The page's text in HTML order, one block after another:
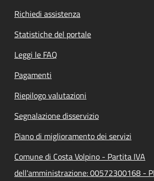
Richiedi assistenza
Statistiche del portale
Leggi le FAQ
Pagamenti
Riepilogo valutazioni
Segnalazione disservizio
Piano di miglioramento dei servizi
Comune di Costa Volpino - Partita IVA
dell'amministrazione: 00572300168 -